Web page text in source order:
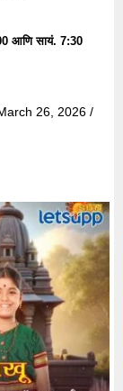
आणि सायं. 7:30
26, 2026 /